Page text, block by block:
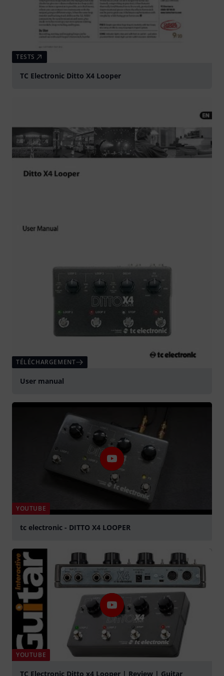
TESTS
TC Electronic Ditto X4 Looper
TÉLÉCHARGEMENT
User manual
YOUTUBE
tc electronic - DITTO X4 LOOPER
YOUTUBE
TC Electronic Ditto x4 Looper | Review | Guitar